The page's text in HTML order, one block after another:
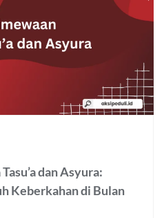
dan Asyura:
Keberkahan di Bulan